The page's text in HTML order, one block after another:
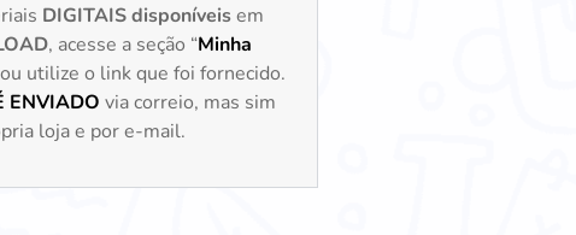
DIGITAIS disponíveisem
, acesse a seção “Minha
utilize o link que foi fornecido.
ENVIADO via correio, mas sim
loja e por e-mail.